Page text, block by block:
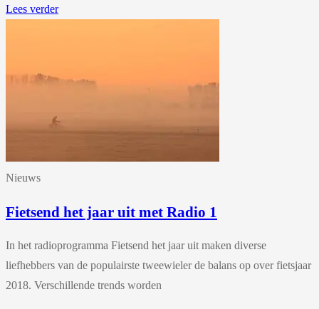
Lees verder
Nieuws
Fietsend het jaar uit met Radio 1
In het radioprogramma Fietsend het jaar uit maken diverse
liefhebbers van de populairste tweewieler de balans op over fietsjaar
2018. Verschillende trends worden